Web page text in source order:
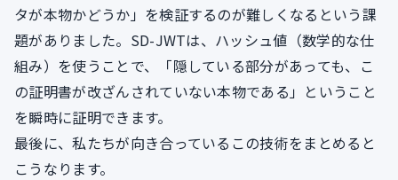
タが本物かどうか」を検証するのが難しくなるという課
題がありました。SD-JWTは、ハッシュ値（数学的な仕
組み）を使うことで、「隠している部分があっても、こ
の証明書が改ざんされていない本物である」ということ
を瞬時に証明できます。
最後に、私たちが向き合っているこの技術をまとめると
こうなります。